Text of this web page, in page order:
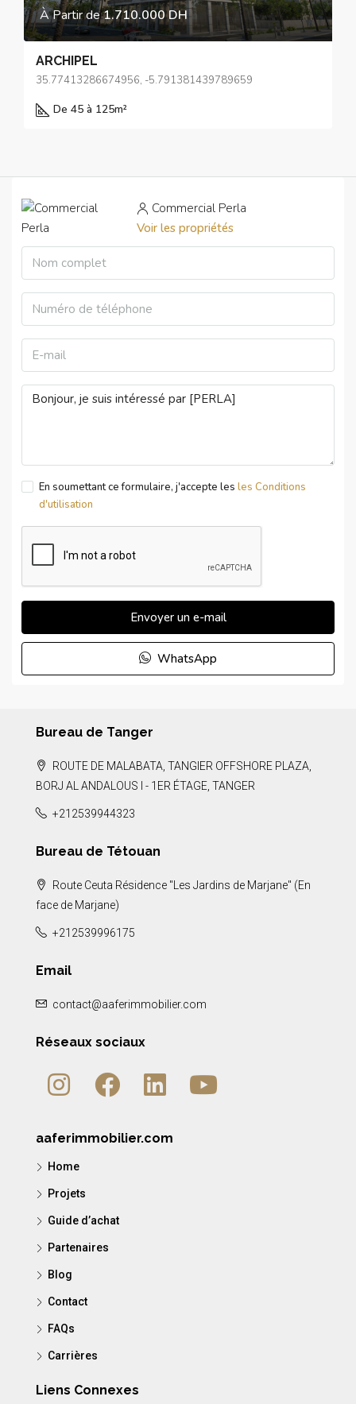
À Partir de1.710.000 DH
ARCHIPEL
35.77413286674956, -5.791381439789659
De 45 à 125m²
Commercial Perla
Voir les propriétés
En soumettant ce formulaire, j'accepte les les Conditions
d'utilisation
Envoyer un e-mail
WhatsApp
Bureau de Tanger
ROUTE DE MALABATA, TANGIER OFFSHORE PLAZA,
BORJ AL ANDALOUS I - 1ER ÉTAGE, TANGER
+212539944323
Bureau de Tétouan
Route Ceuta Résidence "Les Jardins de Marjane" (En
face de Marjane)
+212539996175
Email
contact@aaferimmobilier.com
Réseaux sociaux
aaferimmobilier.com
Home
Projets
Guide d’achat
Partenaires
Blog
Contact
FAQs
Carrières
Liens Connexes